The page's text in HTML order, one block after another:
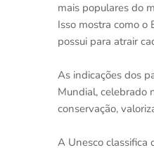
mais populares do
Isso mostra como o
possui para atrair
As indicações dos
Mundial, celebrado
conservação,
A Unesco classifica